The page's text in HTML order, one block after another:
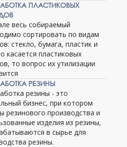
ПЛАСТИКОВЫХ
весь собираемый
сортировать по видам
стекло, бумага, пластик и
касается пластиковых
то вопрос их утилизации
РЕЗИНЫ
резины - это
бизнес, при котором
резинового производства и
изделия из резины,
в сырье для
резины.